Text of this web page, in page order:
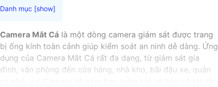
Camera Mắt Cá là một dòng camera giám sát được trang
bị ống kính toàn cảnh giúp kiểm soát an ninh dễ dàng. Ứng
dụng của Camera Mắt Cá rất đa dạng, từ giám sát gia
đình, văn phòng đến cửa hàng, nhà kho, bãi đậu xe, quán